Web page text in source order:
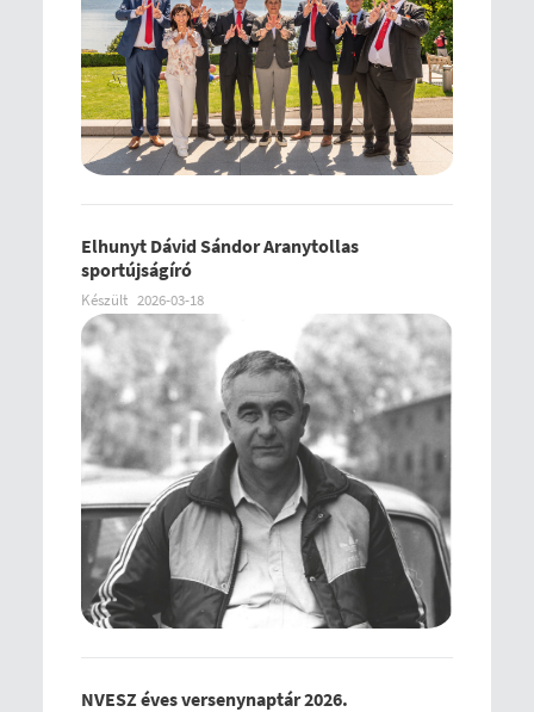
Elhunyt Dávid Sándor Aranytollas
sportújságíró
Készült 2026-03-18
NVESZ éves versenynaptár 2026.